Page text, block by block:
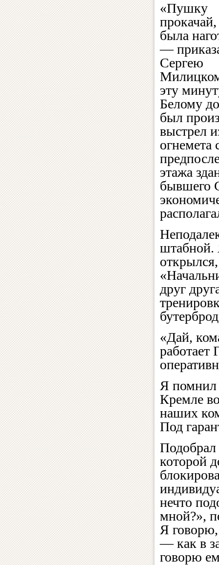
«Пушку
была
—
Сергею
эту
Белому
был
выстрел
огнемета
этажа
бывшего
штабной.
друг
«Дай,
работает
Я помнил
Кремле
наших
Под
Подобрал
которой
нечто
мной?»,
Я
— как в
говорю